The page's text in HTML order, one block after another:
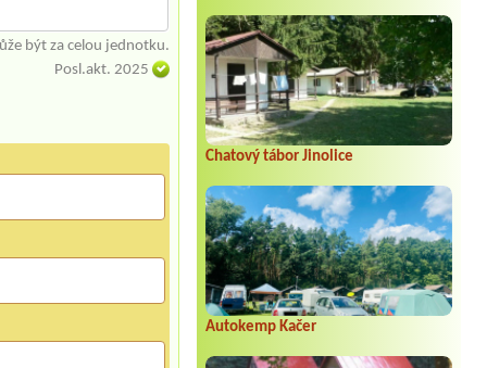
Chatový tábor Jinolice
Autokemp Kačer
být za celou jednotku.
Posl.akt. 2025